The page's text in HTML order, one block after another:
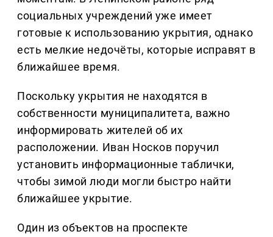
социальных учреждений уже имеет
готовые к использованию укрытия, однако
есть мелкие недочёты, которые исправят в
ближайшее время.
Поскольку укрытия не находятся в
собственности муниципалитета, важно
информировать жителей об их
расположении. Иван Носков поручил
установить информационные таблички,
чтобы зимой люди могли быстро найти
ближайшее укрытие.
Один из объектов на проспекте